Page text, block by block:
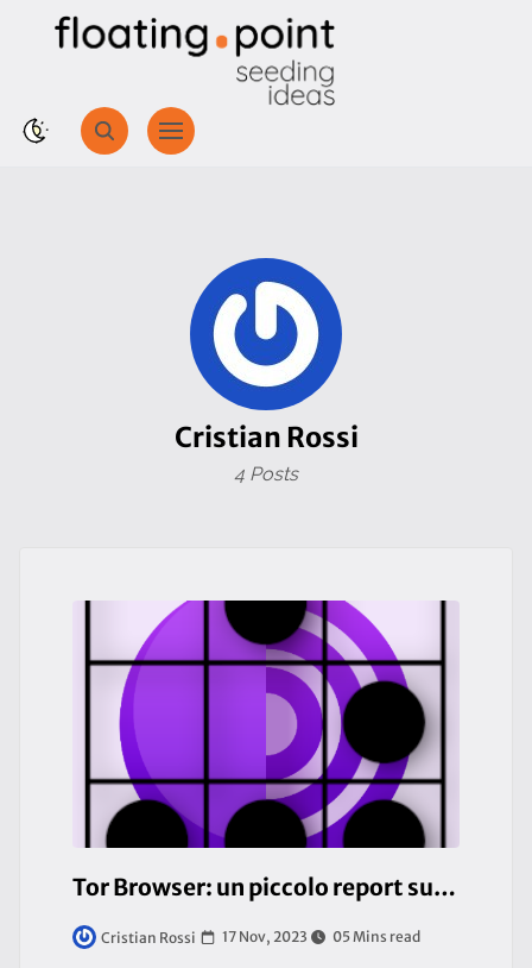
Cristian Rossi
4 Posts
Tor Browser: un piccolo report sulle problematiche relative alla privacy
Cristian Rossi 17 Nov, 2023 05 Mins read